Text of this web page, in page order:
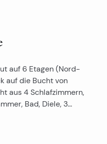
auf 6 Etagen (Nord-
auf die Bucht von
aus 4 Schlafzimmern,
Bad, Diele, 3